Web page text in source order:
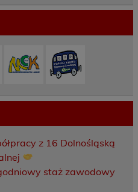
z 16 Dolnośląską
staż zawodowy